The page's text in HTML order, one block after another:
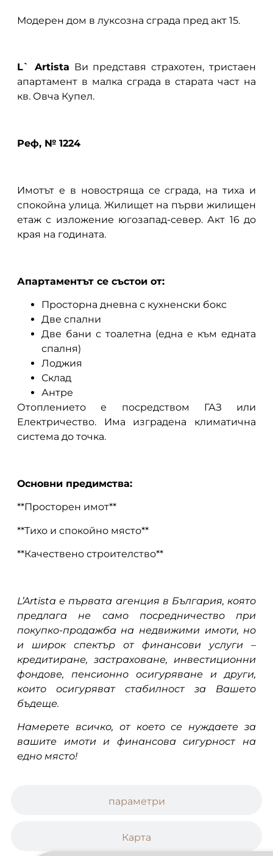
параметри
Карта
Модерен дом в луксозна сграда пред акт 15.
L` Artista Ви представя страхотен, тристаен
апартамент в малка сграда в старата част на
кв. Овча Купел.
Реф, № 1224
Имотът е в новостряща се сграда, на тиха и
спокойна улица. Жилищет на първи жилищен
етаж с изложение югозапад-север. Акт 16 до
края на годината.
Апартаментът се състои от:
Просторна дневна с кухненски бокс
Две спални
Две бани с тоалетна (една е към едната
спалня)
Лоджия
Склад
Антре
Отоплението е посредством ГАЗ или
Електричество. Има изградена климатична
система до точка.
Основни предимства:
**Просторен имот**
**Тихо и спокойно място**
**Качествено строителство**
L’Artista е първата агенция в България, която
предлага не само посредничество при
покупко-продажба на недвижими имоти, но
и широк спектър от финансови услуги –
кредитиране, застраховане, инвестиционни
фондове, пенсионно осигуряване и други,
които осигуряват стабилност за Вашето
бъдеще.
Намерете всичко, от което се нуждаете за
вашите имоти и финансова сигурност на
едно място!